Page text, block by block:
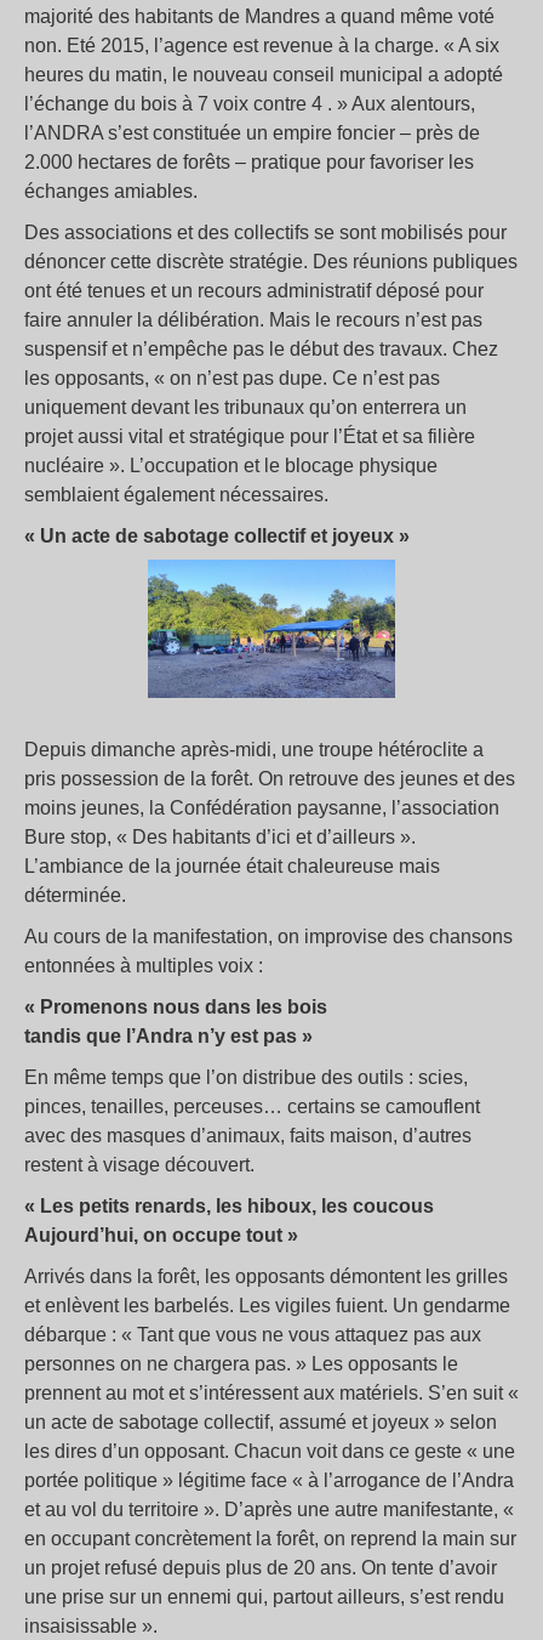
majorité des habitants de Mandres a quand même voté
non. Eté 2015, l’agence est revenue à la charge. « A six
heures du matin, le nouveau conseil municipal a adopté
l’échange du bois à 7 voix contre 4 . » Aux alentours,
l’ANDRA s’est constituée un empire foncier – près de
2.000 hectares de forêts – pratique pour favoriser les
échanges amiables.
Des associations et des collectifs se sont mobilisés pour
dénoncer cette discrète stratégie. Des réunions publiques
ont été tenues et un recours administratif déposé pour
faire annuler la délibération. Mais le recours n’est pas
suspensif et n’empêche pas le début des travaux. Chez
les opposants, « on n’est pas dupe. Ce n’est pas
uniquement devant les tribunaux qu’on enterrera un
projet aussi vital et stratégique pour l’État et sa filière
nucléaire ». L’occupation et le blocage physique
semblaient également nécessaires.
« Un acte de sabotage collectif et joyeux »
Depuis dimanche après-midi, une troupe hétéroclite a
pris possession de la forêt. On retrouve des jeunes et des
moins jeunes, la Confédération paysanne, l’association
Bure stop, « Des habitants d’ici et d’ailleurs ».
L’ambiance de la journée était chaleureuse mais
déterminée.
Au cours de la manifestation, on improvise des chansons
entonnées à multiples voix :
« Promenons nous dans les bois
tandis que l’Andra n’y est pas »
En même temps que l’on distribue des outils : scies,
pinces, tenailles, perceuses… certains se camouflent
avec des masques d’animaux, faits maison, d’autres
restent à visage découvert.
« Les petits renards, les hiboux, les coucous
Aujourd’hui, on occupe tout »
Arrivés dans la forêt, les opposants démontent les grilles
et enlèvent les barbelés. Les vigiles fuient. Un gendarme
débarque : « Tant que vous ne vous attaquez pas aux
personnes on ne chargera pas. » Les opposants le
prennent au mot et s’intéressent aux matériels. S’en suit «
un acte de sabotage collectif, assumé et joyeux » selon
les dires d’un opposant. Chacun voit dans ce geste « une
portée politique » légitime face « à l’arrogance de l’Andra
et au vol du territoire ». D’après une autre manifestante, «
en occupant concrètement la forêt, on reprend la main sur
un projet refusé depuis plus de 20 ans. On tente d’avoir
une prise sur un ennemi qui, partout ailleurs, s’est rendu
insaisissable ».